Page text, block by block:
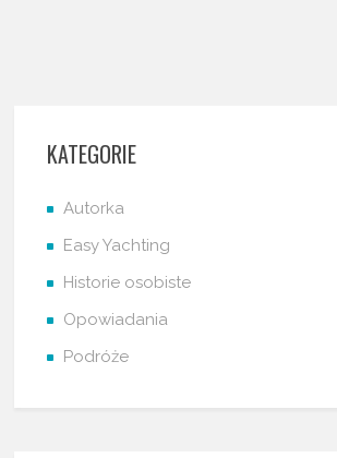
KATEGORIE
Autorka
Easy Yachting
Historie osobiste
Opowiadania
Podróże